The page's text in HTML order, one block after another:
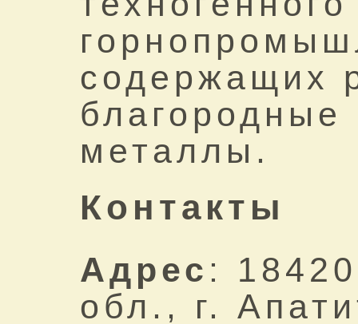
содержащих
металлы.
Контакты
Адрес :
обл., г.